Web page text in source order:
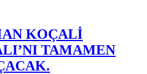
KOÇALİ
TAMAMEN